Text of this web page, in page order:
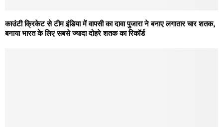
काउंटी क्रिकेट से टीम इंडिया में वापसी का दावा पुजारा ने बनाए लगातार चार शतक,
बनाया भारत के लिए सबसे ज्यादा दोहरे शतक का रिकॉर्ड